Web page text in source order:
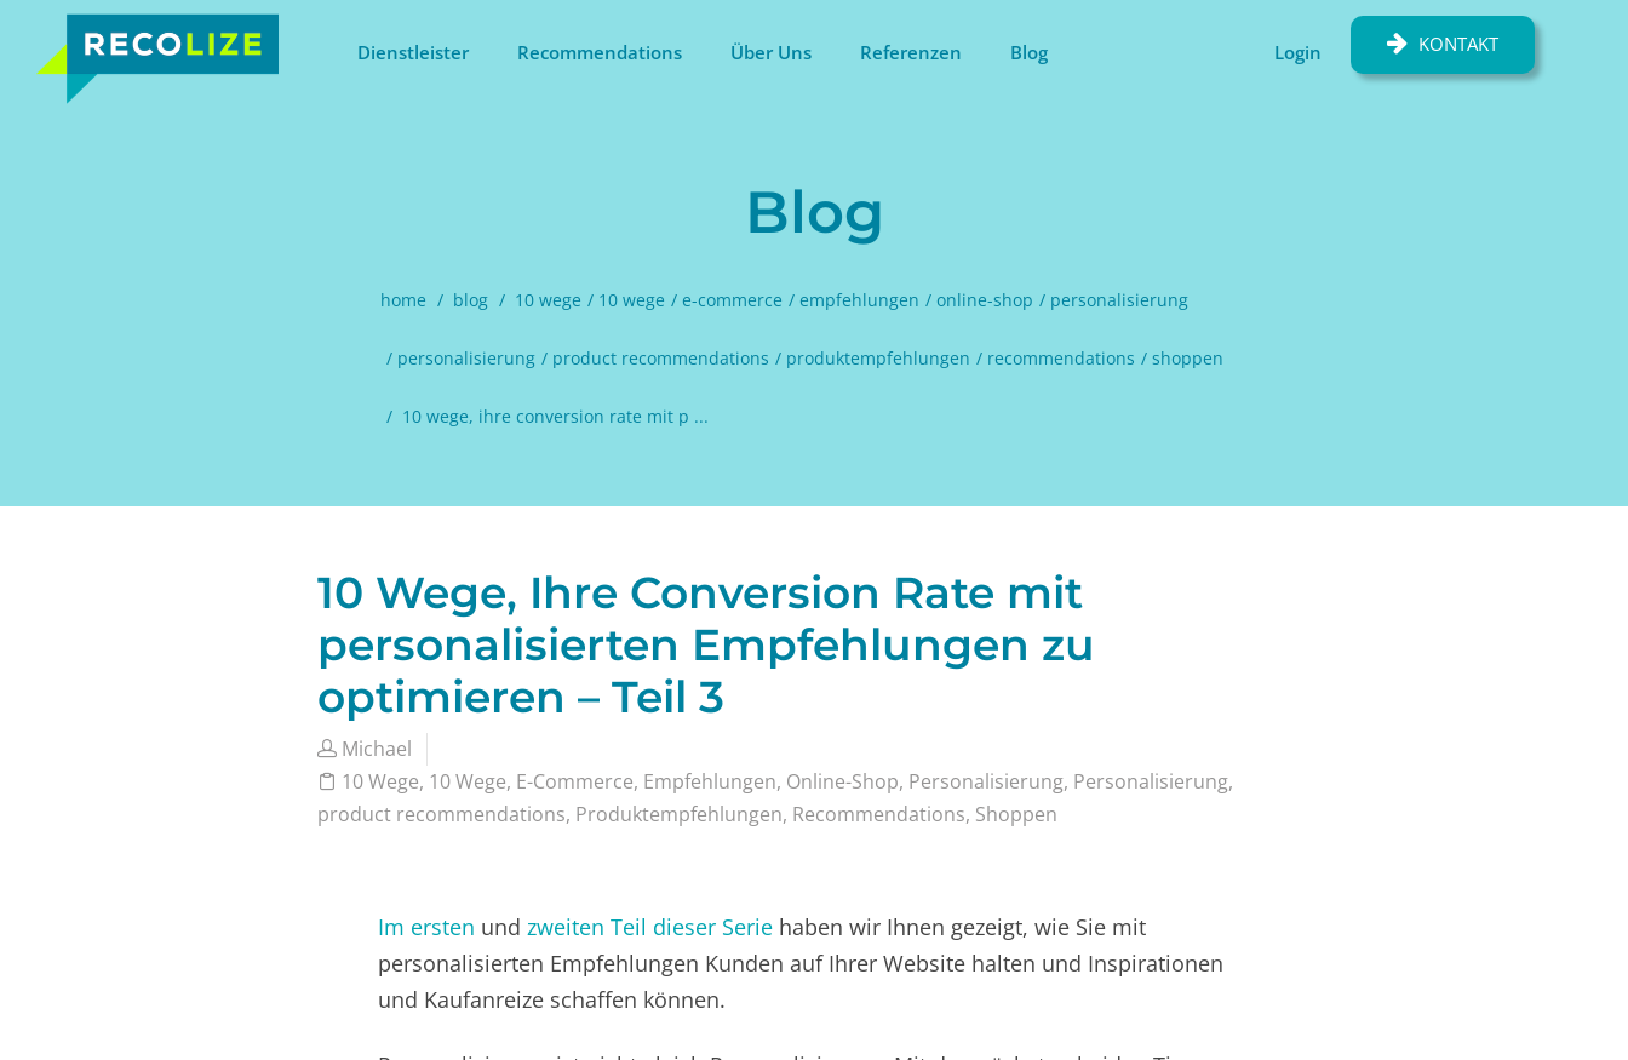
Dienstleister Recommendations Über Uns Referenzen Blog Login KONTAKT
Blog
home blog 10 wege 10 wege e-commerce empfehlungen online-shop personalisierung
personalisierung product recommendations produktempfehlungen recommendations shoppen
10 wege, ihre conversion rate mit p ...
10 Wege, Ihre Conversion Rate mit
personalisierten Empfehlungen zu
optimieren – Teil 3
Michael
10 Wege, 10 Wege, E-Commerce, Empfehlungen, Online-Shop, Personalisierung, Personalisierung,
product recommendations, Produktempfehlungen, Recommendations, Shoppen
Im ersten undzweiten Teil dieser Serie haben wir Ihnen gezeigt, wie Sie mit
personalisierten Empfehlungen Kunden auf Ihrer Website halten und Inspirationen
und Kaufanreize schaffen können.